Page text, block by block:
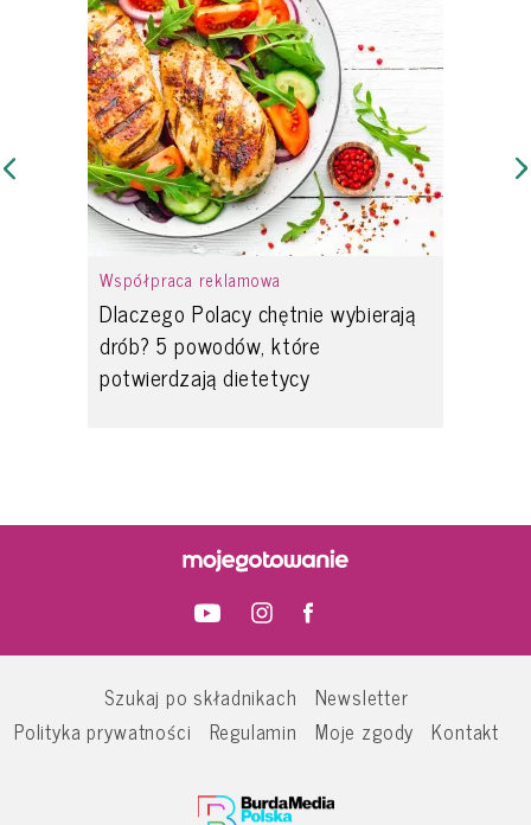
Współpraca reklamowa
Dlaczego Polacy chętnie wybierają
drób? 5 powodów, które
potwierdzają dietetycy
Szukaj po składnikach
Newsletter
Polityka prywatności
Regulamin Moje zgody Kontakt